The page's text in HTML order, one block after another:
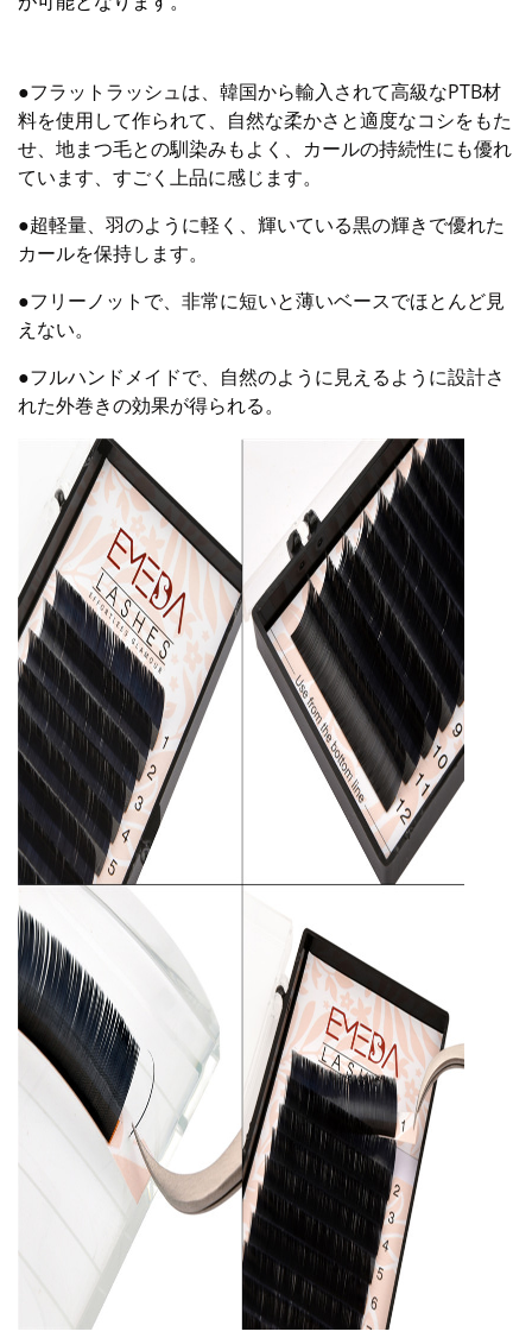
●フラットラッシュは、韓国から輸入されて高級なPTB材
料を使用して作られて、自然な柔かさと適度なコシをもた
せ、地まつ毛との馴染みもよく、カールの持続性にも優れ
ています、すごく上品に感じます。
●超軽量、羽のように軽く、輝いている黒の輝きで優れた
カールを保持します。
●フリーノットで、非常に短いと薄いベースでほとんど見
えない。
●フルハンドメイドで、自然のように見えるように設計さ
れた外巻きの効果が得られる。